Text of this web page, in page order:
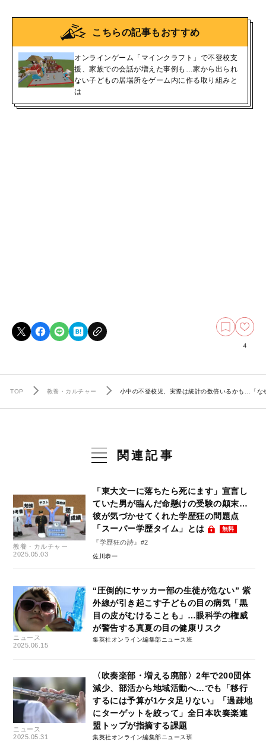
こちらの記事もおすすめ
オンラインゲーム「マインクラフト」で不登校支
援、家族での会話が増えた事例も…家から出られ
ない子どもの居場所をゲーム内に作る取り組みと
は
4
TOP 教養・カルチャー 小中の不登校児、実際は統計の数倍いるかも…「な
関連記事
教養・カルチャー
2025.05.03
「東大文一に落ちたら死にます」宣言し
ていた男が臨んだ命懸けの受験の顛末…
彼が気づかせてくれた学歴狂の問題点
「スーパー学歴タイム」とは
無料
『学歴狂の詩』#2
佐川恭一
ニュース
2025.06.15
“圧倒的にサッカー部の生徒が危ない” 紫
外線が引き起こす子どもの目の病気「黒
目の皮がむけることも」…眼科学の権威
が警告する真夏の目の健康リスク
集英社オンライン編集部ニュース班
ニュース
2025.05.31
〈吹奏楽部・増える廃部〉2年で200団体
減少、部活から地域活動へ…でも「移行
するには予算が1ケタ足りない」「過疎地
にターゲットを絞って」全日本吹奏楽連
盟トップが指摘する課題
集英社オンライン編集部ニュース班